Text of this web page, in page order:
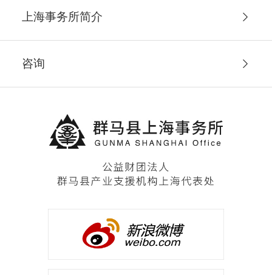
上海事务所简介
咨询